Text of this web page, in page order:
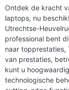
Ontdek de kracht
laptops, nu
Utrechtse-
professional bent
naar
van prestaties,
kunt u
technologische